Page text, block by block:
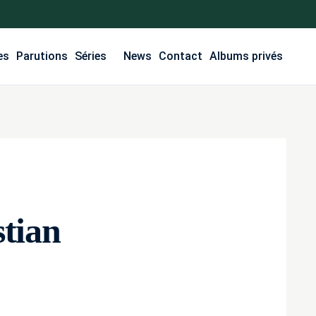
Parutions Séries News Contact Albums privés